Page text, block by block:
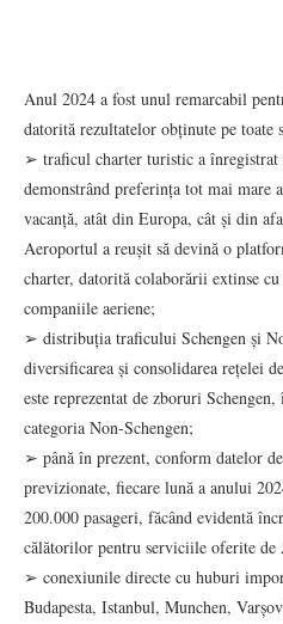
Anul 2024 a fost unul remarcabil
datorită rezultatelor obținute pe toate
➢ traficul charter turistic a înregistrat
demonstrând preferința tot mai mare
vacanță, atât din Europa, cât și din
Aeroportul a reușit să devină o
charter, datorită colaborării extinse
companiile aeriene;
➢ distribuția traficului Schengen și
diversificarea și consolidarea rețelei
este reprezentat de zboruri
categoria Non-Schengen;
➢ până în prezent, conform datelor
previzionate, fiecare lună a anului
200.000 pasageri, făcând evidentă
călătorilor pentru serviciile oferite
➢ conexiunile directe cu huburi
Budapesta, Istanbul, Munchen,